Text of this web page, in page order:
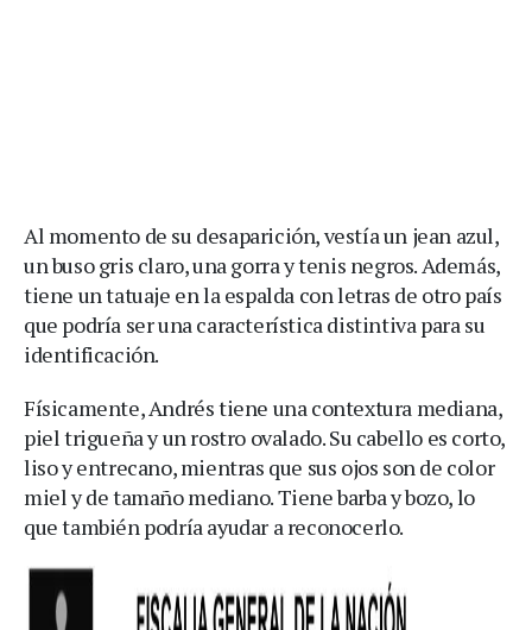
Al momento de su desaparición, vestía un jean azul,
un buso gris claro, una gorra y tenis negros. Además,
tiene un tatuaje en la espalda con letras de otro país
que podría ser una característica distintiva para su
identificación.
Físicamente, Andrés tiene una contextura mediana,
piel trigueña y un rostro ovalado. Su cabello es corto,
liso y entrecano, mientras que sus ojos son de color
miel y de tamaño mediano. Tiene barba y bozo, lo
que también podría ayudar a reconocerlo.